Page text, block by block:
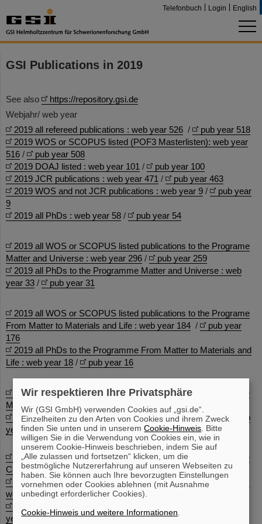
Telefonbuch Login English
GSI Publications in 2019
See also
https://repository.gsi.de
Webjahr/ web year
2019 all refereed publications : web year 526 /
pub year 518
2019 WOS or SCOPUS listed (POF3 Masterlisten): web year
516 /
pub year 508
2019 DOAJ listed : web year 101 /
pub year 100
2019 JCR publications : web year 471 /
pub year 463
2019 WOS and not JCR publications : web year 9 /
pub year
9
2019 all PhDs : web year 58 / pub year 54
2019 all WOS or SCOPUS listed publications to the Programe
Matter and Universe : web year 296 /
pub year 259
2019 all PhDs to the Programme Matter and Universe : web
year 33 / pub year 31
2019 all WOS or SCOPUS listed publications to the Programe
From Matter to Materials and Life : web year 184 /
pub year
176
2019 all PhDs to the Programme From Matter to Materials and
Life : web year 18 / pub year 16
2019 all WOS or SCOPUS listed publications to the Programe
Matter and Technology : web year 35 /
pub year 37
2019 all PhDs to the Programme Matter and Technology : web
year 4/ pub year 4
2019 all WOS or SCCOPS listed publications to the Programe
Cancer : web year 30/
pub year 31
2019 all PUBMED lised publications to the Programe Cancer :
web year 30/
pub year 31
year 3
Wir respektieren Ihre Privatsphäre
Wir (GSI GmbH) verwenden Cookies auf „gsi.de“.
Einzelheiten zu den Arten von Cookies und ihrem Zweck
finden Sie unten und in unseremCookie-Hinweis . Bitte
willigen Sie in die Verwendung von Cookies ein, wie in
unserem Cookie-Hinweis beschrieben, indem Sie auf
„Alle zulassen und fortsetzen“ klicken, um die
bestmögliche Nutzererfahrung auf unseren Webseiten zu
haben. Sie können auch Ihre bevorzugten Einstellungen
vornehmen oder Cookies ablehnen (mit Ausnahme
unbedingt erforderlicher Cookies).
Cookie-Hinweis und weitere Informationen